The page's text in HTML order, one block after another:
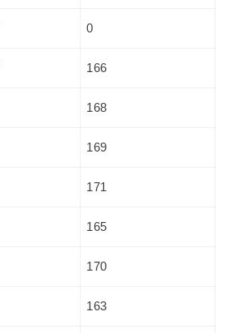
0
166
168
169
171
165
170
163